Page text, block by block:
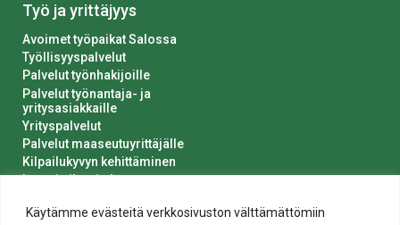
Käytämme evästeitä verkkosivuston välttämättömiin
Työ ja yrittäjyys
Avoimet työpaikat Salossa
Työllisyyspalvelut
Palvelut työnhakijoille
Palvelut työnantaja- ja
yritysasiakkaille
Yrityspalvelut
Palvelut maaseutuyrittäjälle
Kilpailukyvyn kehittäminen
Luvat ja ilmoitukset